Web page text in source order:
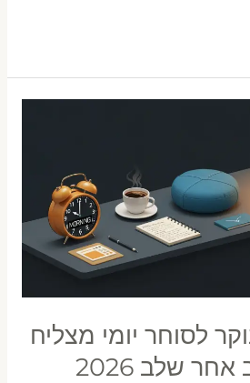
לסוחר יומי מצליח
שלב 2026